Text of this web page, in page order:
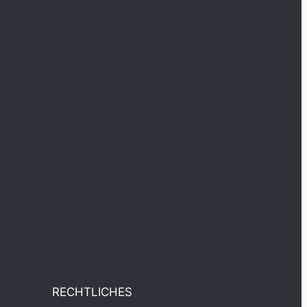
RECHTLICHES